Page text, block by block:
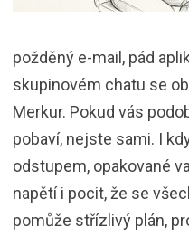
požděný e-mail, pád
skupinovém chatu se
Merkur. Pokud vás
pobaví, nejste sami. I
odstupem, opakované
napětí i pocit, že se
pomůže střízlivý plán,